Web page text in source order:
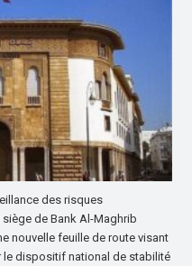
des risques
siège de Bank Al-Maghrib
nouvelle feuille de route visant
le dispositif national de stabilité